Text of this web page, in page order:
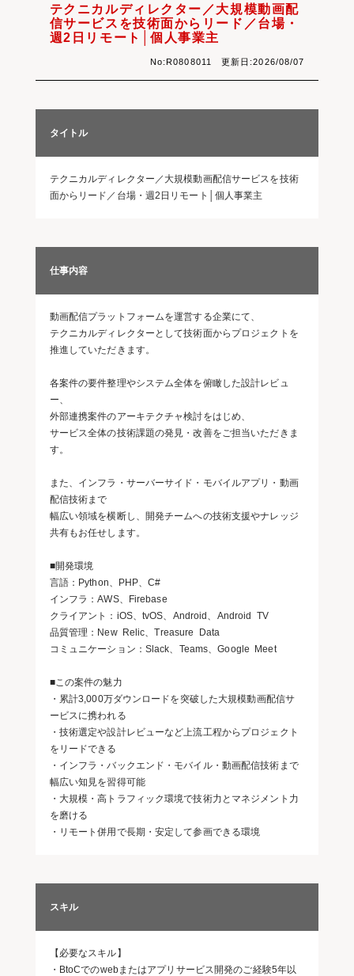
テクニカルディレクター／大規模動画配
信サービスを技術面からリード／台場・
週2日リモート│個人事業主
No:R0808011 更新日:2026/08/07
タイトル
テクニカルディレクター／大規模動画配信サービスを技術
面からリード／台場・週2日リモート│個人事業主
仕事内容
動画配信プラットフォームを運営する企業にて、
テクニカルディレクターとして技術面からプロジェクトを
推進していただきます。
各案件の要件整理やシステム全体を俯瞰した設計レビュ
ー、
外部連携案件のアーキテクチャ検討をはじめ、
サービス全体の技術課題の発見・改善をご担当いただきま
す。
また、インフラ・サーバーサイド・モバイルアプリ・動画
配信技術まで
幅広い領域を横断し、開発チームへの技術支援やナレッジ
共有もお任せします。
■開発環境
言語：Python、PHP、C#
インフラ：AWS、Firebase
クライアント：iOS、tvOS、Android、Android TV
品質管理：New Relic、Treasure Data
コミュニケーション：Slack、Teams、Google Meet
■この案件の魅力
・累計3,000万ダウンロードを突破した大規模動画配信サ
ービスに携われる
・技術選定や設計レビューなど上流工程からプロジェクト
をリードできる
・インフラ・バックエンド・モバイル・動画配信技術まで
幅広い知見を習得可能
・大規模・高トラフィック環境で技術力とマネジメント力
を磨ける
・リモート併用で長期・安定して参画できる環境
スキル
【必要なスキル】
・BtoCでのwebまたはアプリサービス開発のご経験5年以